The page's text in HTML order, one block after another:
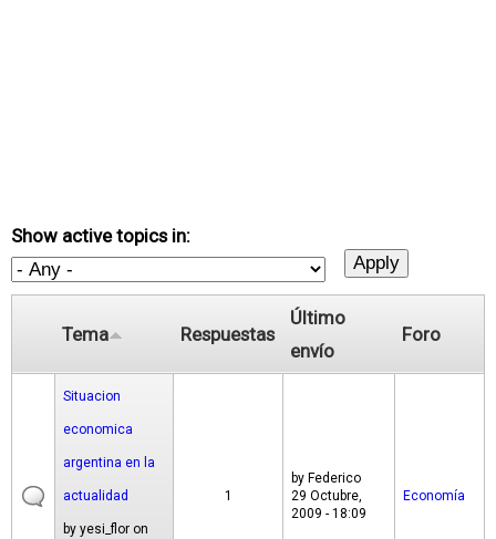
Show active topics in:
Tema Respuestas
Último
envío
Foro
Situacion
economica
argentina en la
actualidad
by yesi_flor on
1
by Federico
29 Octubre,
2009 - 18:09
Economía